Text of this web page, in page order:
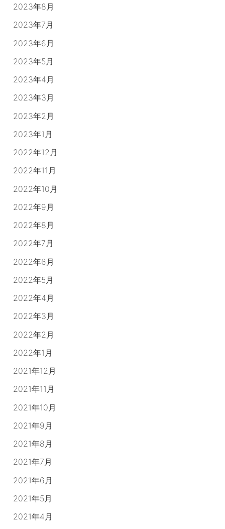
2023年8月
2023年7月
2023年6月
2023年5月
2023年4月
2023年3月
2023年2月
2023年1月
2022年12月
2022年11月
2022年10月
2022年9月
2022年8月
2022年7月
2022年6月
2022年5月
2022年4月
2022年3月
2022年2月
2022年1月
2021年12月
2021年11月
2021年10月
2021年9月
2021年8月
2021年7月
2021年6月
2021年5月
2021年4月